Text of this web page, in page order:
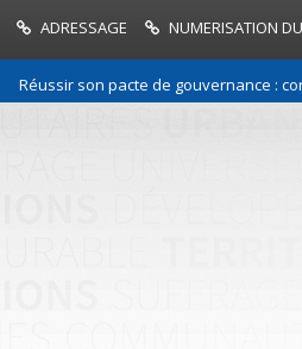
ADRESSAGE NUMERISATION
son pacte de gouvernance :